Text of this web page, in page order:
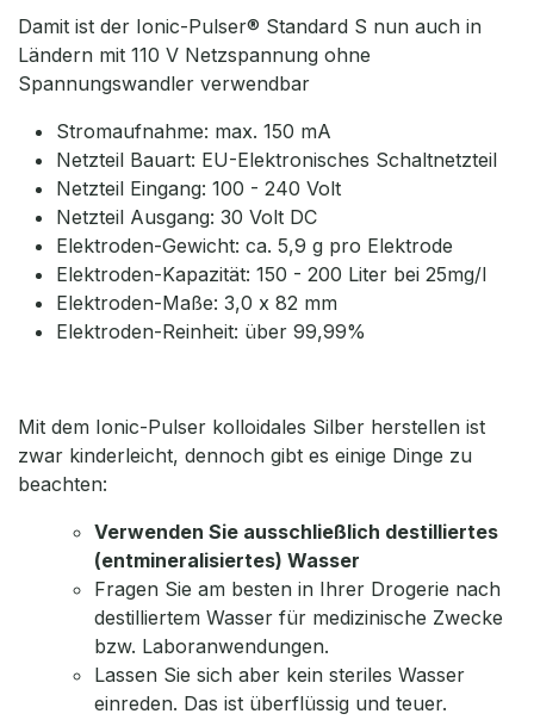
Damit ist der Ionic-Pulser® Standard S nun auch in
Ländern mit 110 V Netzspannung ohne
Spannungswandler verwendbar
Stromaufnahme: max. 150 mA
Netzteil Bauart: EU-Elektronisches Schaltnetzteil
Netzteil Eingang: 100 - 240 Volt
Netzteil Ausgang: 30 Volt DC
Elektroden-Gewicht: ca. 5,9 g pro Elektrode
Elektroden-Kapazität: 150 - 200 Liter bei 25mg/l
Elektroden-Maße: 3,0 x 82 mm
Elektroden-Reinheit: über 99,99%
Mit dem Ionic-Pulser kolloidales Silber herstellen ist
zwar kinderleicht, dennoch gibt es einige Dinge zu
beachten:
Verwenden Sie ausschließlich destilliertes
(entmineralisiertes) Wasser
Fragen Sie am besten in Ihrer Drogerie nach
destilliertem Wasser für medizinische Zwecke
bzw. Laboranwendungen.
Lassen Sie sich aber kein steriles Wasser
einreden. Das ist überflüssig und teuer.